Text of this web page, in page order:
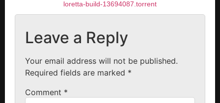
loretta-build-13694087.torrent
Leave a Reply
Your email address will not be published.
Required fields are marked *
Comment *